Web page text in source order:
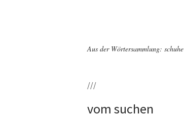
Aus der Wörtersammlung: schuhe
///
vom suchen